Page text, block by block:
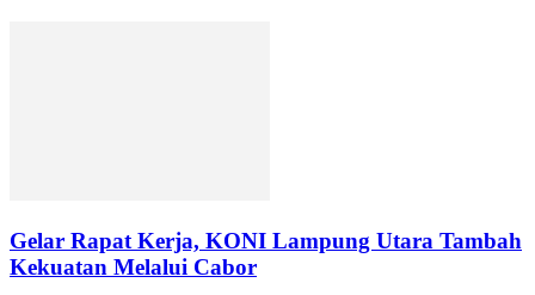
Gelar Rapat Kerja, KONI Lampung Utara Tambah
Kekuatan Melalui Cabor